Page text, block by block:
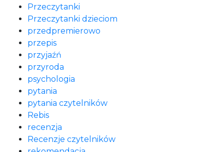
Przeczytanki
Przeczytanki dzieciom
przedpremierowo
przepis
przyjaźń
przyroda
psychologia
pytania
pytania czytelników
Rebis
recenzja
Recenzje czytelników